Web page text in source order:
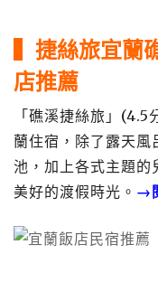
▍捷絲旅宜蘭
店推薦
「礁溪捷絲旅」
蘭住宿，除了露天
池，加上各式主題的
美好的渡假時光。 →